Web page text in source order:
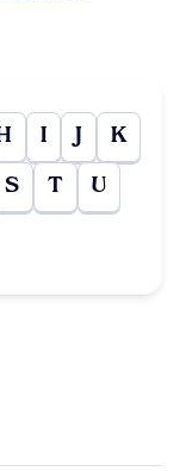
I J K
S T U